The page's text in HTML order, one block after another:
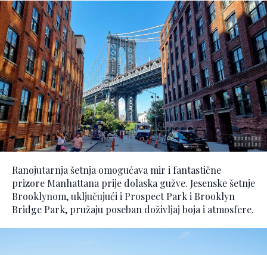
Ranojutarnja šetnja omogućava mir i fantastične
prizore Manhattana prije dolaska gužve. Jesenske šetnje
Brooklynom, uključujući i Prospect Park i Brooklyn
Bridge Park, pružaju poseban doživljaj boja i atmosfere.